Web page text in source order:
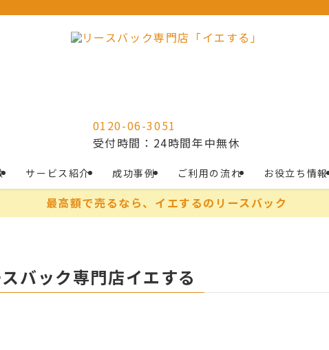
サービス紹介 成功事例 ご利用の流れ お役立ち情報
0120-06-3051
受付時間：24時間年中無休
最高額で売るなら、イエするのリースバック
バック専門店イエする